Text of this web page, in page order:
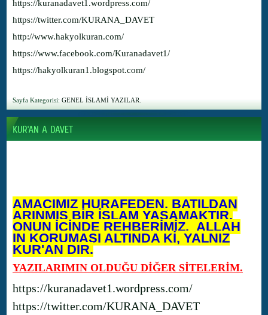
AMACIMIZ HURAFEDEN, BATILDAN
ARINMIŞ BİR İSLAM YAŞAMAKTIR.
ONUN İÇİNDE REHBERİMİZ, ALLAH
IN KORUMASI ALTINDA Kİ, YALNIZ
KUR'AN DIR.
YAZILARIMIN OLDUĞU DİĞER SİTELERİM.
https://kuranadavet1.wordpress.com/
https://twitter.com/KURANA_DAVET
https://kuranadavet1.wordpress.com/
https://twitter.com/KURANA_DAVET
http://www.hakyolkuran.com/
https://www.facebook.com/Kuranadavet1/
https://hakyolkuran1.blogspot.com/
Sayfa Kategorisi: GENEL İSLAMİ YAZILAR.